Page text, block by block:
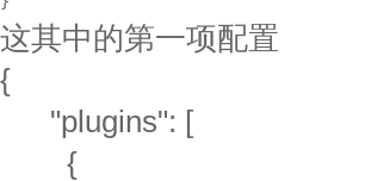
这其中的第一项配置
{
"plugins": [
{